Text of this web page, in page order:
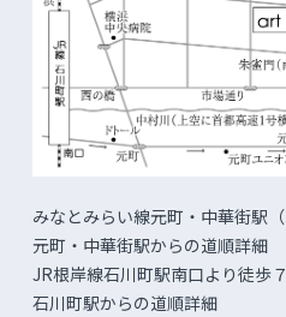
みなとみらい線元町・中華街駅
元町・中華街駅からの道順詳細
JR根岸線石川町駅南口より徒歩
石川町駅からの道順詳細